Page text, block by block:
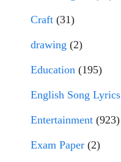
Craft (31)
drawing (2)
Education (195)
English Song Lyrics
Entertainment (923)
Exam Paper (2)